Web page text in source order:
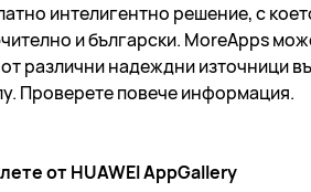
интелигентно решение, с
и български. MoreApps
различни надеждни източници
Проверете повече информация.
от HUAWEI AppGallery